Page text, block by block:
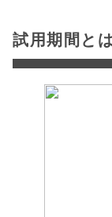
試用期間と